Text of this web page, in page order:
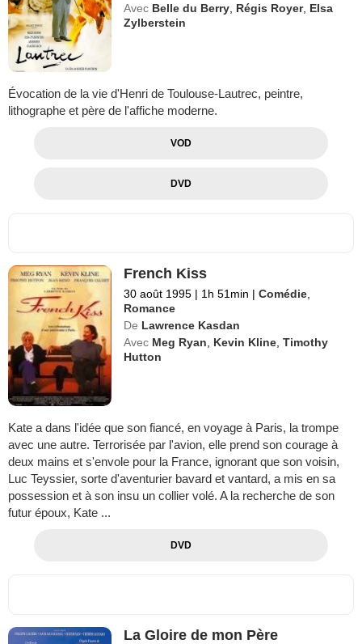
Avec Belle du Berry Régis Royer, Elsa
Zylberstein
Évocation de la vie d'Henri de Toulouse-Lautrec, peintre,
lithographe et père de l'affiche moderne.
VOD
DVD
French Kiss
30 août 1995 | 1h 51min | Comédie
Romance
De Lawrence Kasdan
Avec Meg Ryan Kevin Kline ,Timothy
Hutton
Kate a dans l'idée que son fiancé, en voyage à Paris, la trompe
avec une autre. Terrorisée par l'avion, elle prend son courage à
deux mains et s'envole pour la France, ignorant que son voisin,
Luc Teyssier, sorte d'aventurier bavard et vantard, a mis en sa
possession et à son insu un collier volé. A la recherche de son
futur époux, Kate ...
DVD
La Gloire de mon Père